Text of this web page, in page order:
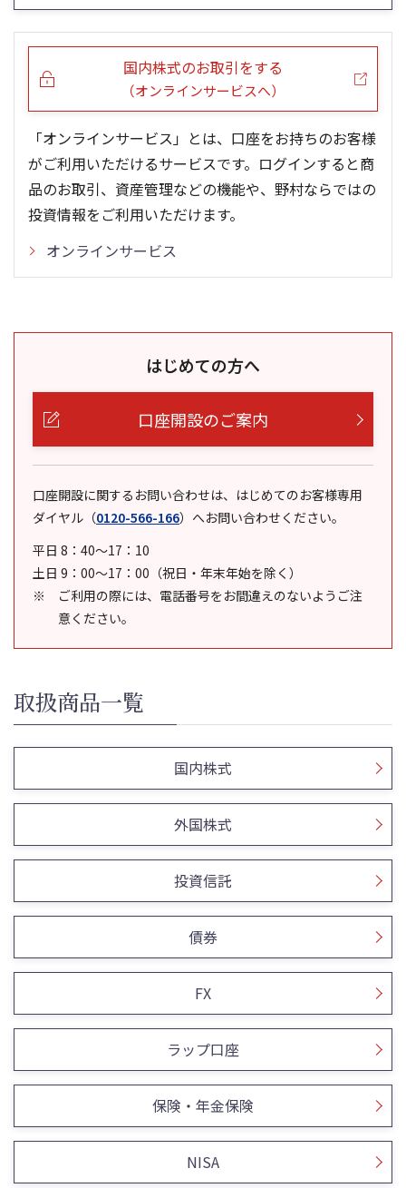
国内株式のお取引をする
（オンラインサービスへ）
「オンラインサービス」とは、口座をお持ちのお客様
がご利用いただけるサービスです。ログインすると商
品のお取引、資産管理などの機能や、野村ならではの
投資情報をご利用いただけます。
オンラインサービス
はじめての方へ
口座開設のご案内
口座開設に関するお問い合わせは、はじめてのお客様専用
ダイヤル （0120-566-166） へお問い合わせください。
平日 8：40～17：10
土日 9：00～17：00（祝日・年末年始を除く）
ご利用の際には、電話番号をお間違えのないようご注
意ください。
取扱商品一覧
国内株式
外国株式
投資信託
債券
FX
ラップ口座
保険・年金保険
NISA